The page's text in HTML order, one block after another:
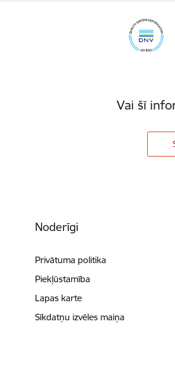
Vai šī
Noderīgi
Privātuma politika
Piekļūstamība
Lapas karte
Sīkdatņu izvēles maiņa